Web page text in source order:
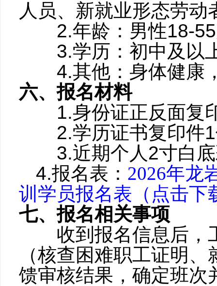
人员、新就业形态劳
2.年龄：男性18-
3.学历：初中及以
4.其他：身体健康
六、报名材料
1.身份证正反面复
2.学历证书复印件
3.近期个人2寸白
4.报名表： 2026年龙
训学员报名表（点击下
七、报名相关事项
收到报名信息后，
（核查困难职工证明
馈审核结果，确定班次